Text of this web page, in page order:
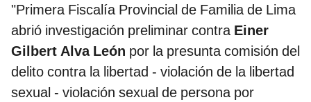
"Primera Fiscalía Provincial de Familia de Lima
abrió investigación preliminar contra Einer
Gilbert Alva León por la presunta comisión del
delito contra la libertad - violación de la libertad
sexual - violación sexual de persona por